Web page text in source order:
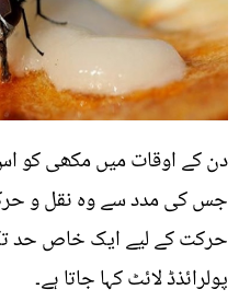
دن کے اوقات میں مکھی کو
جس کی مدد سے وہ نقل و
حرکت کے لیے ایک خاص حد
پولرائذڈ لائٹ کہا جاتا ہے۔